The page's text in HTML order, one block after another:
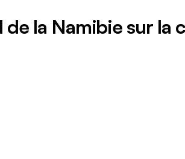
la Namibie sur la